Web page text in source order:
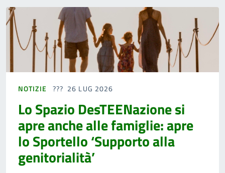
NOTIZIE 26 LUG 2026
Lo Spazio DesTEENazione si
apre anche alle famiglie: apre
lo Sportello ‘Supporto alla
genitorialità’